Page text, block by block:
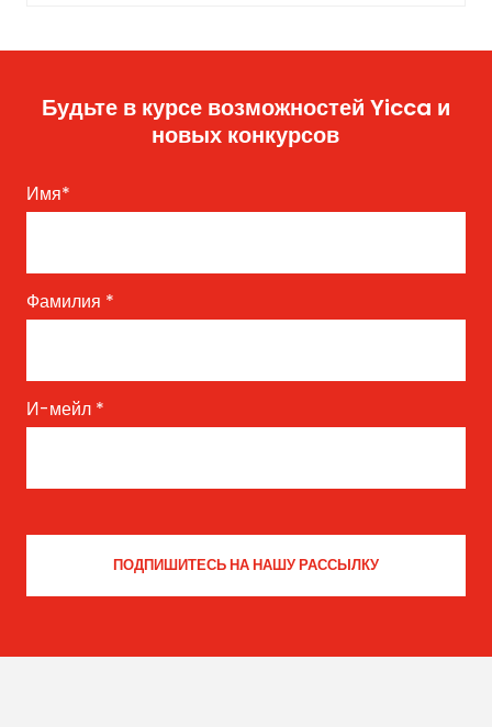
Будьте в курсе возможностей Yicca и
новых конкурсов
Имя*
Фамилия *
И-мейл *